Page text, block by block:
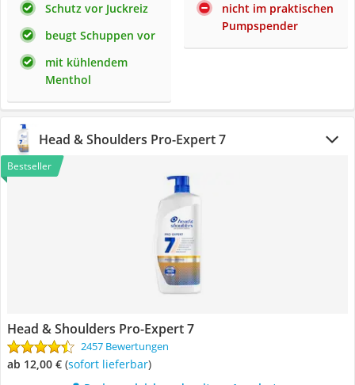
Schutz vor Juckreiz
beugt Schuppen vor
mit kühlendem
Menthol
nicht im praktischen
Pumpspender
Head & Shoulders Pro-Expert 7
Bestseller
Head & Shoulders Pro-Expert 7
2457 Bewertungen
ab 12,00 € ( Sofort lieferbar)